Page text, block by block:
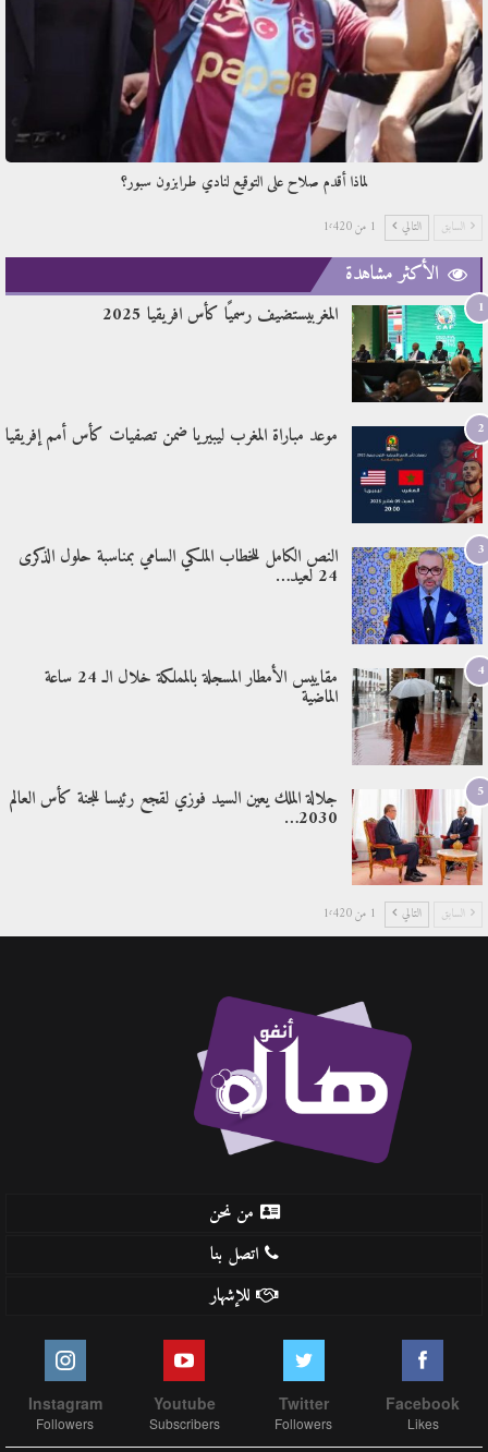
لماذا أقدم صلاح على التوقيع لنادي طرابزون سبور؟
السابق التالي 1 من 1٬420
الأكثر مشاهدة
1 المغربيستضيف رسميًا كأس افريقيا 2025
2 موعد مباراة المغرب ليبيريا ضمن تصفيات كأس أمم إفريقيا
3 النص الكامل للخطاب الملكي السامي بمناسبة حلول الذكرى
24 لعيد…
4 مقاييس الأمطار المسجلة بالمملكة خلال الـ 24 ساعة
الماضية
5 جلالة الملك يعين السيد فوزي لقجع رئيسا للجنة كأس العالم
2030…
السابق التالي 1 من 1٬420
من نحن
اتصل بنا
للإشهار
Facebook
Likes
Twitter
Followers
Youtube
Subscribers
Instagram
Followers